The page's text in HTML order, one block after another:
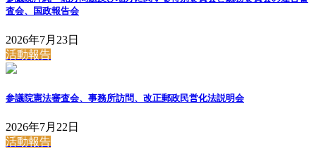
査会、国政報告会
2026年7月23日
活動報告
参議院憲法審査会、事務所訪問、改正郵政民営化法説明会
2026年7月22日
活動報告